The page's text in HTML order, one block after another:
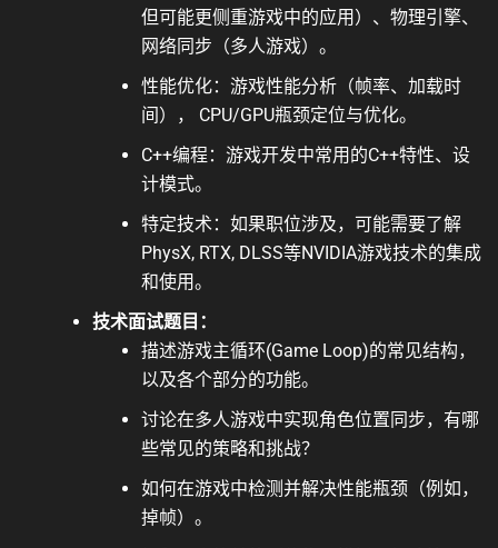
但可能更侧重游戏中的应用）、物理引擎、
网络同步（多人游戏）。
性能优化：游戏性能分析（帧率、加载时
间）， CPU/GPU瓶颈定位与优化。
C++编程：游戏开发中常用的C++特性、设
计模式。
特定技术：如果职位涉及，可能需要了解
PhysX, RTX, DLSS等NVIDIA游戏技术的集成
和使用。
技术面试题目：
描述游戏主循环(Game Loop)的常见结构，
以及各个部分的功能。
讨论在多人游戏中实现角色位置同步，有哪
些常见的策略和挑战？
如何在游戏中检测并解决性能瓶颈（例如，
掉帧）。